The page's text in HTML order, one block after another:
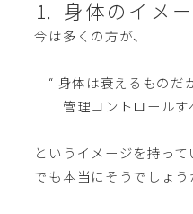
⒈ 身体のイメ
今は多くの方が、
“ 身体は衰えるものだ
管理コントロールす
というイメージを持って
でも本当にそうでしょう